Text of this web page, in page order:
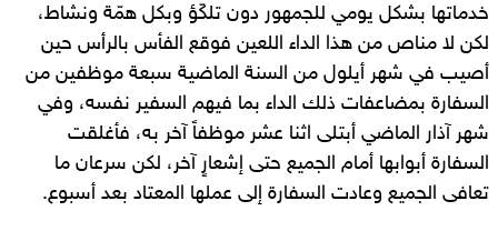
خدماتها بشكل يومي للجمهور دون تلكّؤ وبكل همّة ونشاط،
لكن لا مناص من هذا الداء اللعين فوقع الفأس بالرأس حين
أصيب في شهر أيلول من السنة الماضية سبعة موظفين من
السفارة بمضاعفات ذلك الداء بما فيهم السفير نفسه، وفي
شهر آذار الماضي أبتلى اثنا عشر موظفاً آخر به، فأغلقت
السفارة أبوابها أمام الجميع حتى إشعارٍ آخر، لكن سرعان ما
تعافى الجميع وعادت السفارة إلى عملها المعتاد بعد أسبوع.